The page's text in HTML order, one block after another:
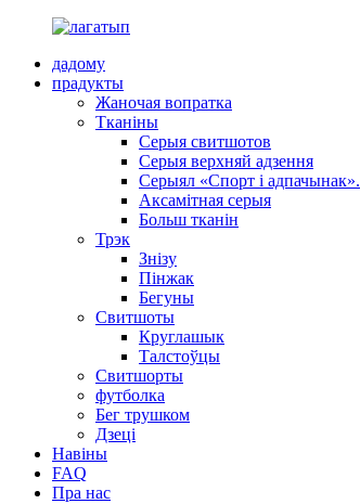
дадому
прадукты
Жаночая вопратка
Тканіны
Серыя свитшотов
Серыя верхняй адзення
Серыял «Спорт і адпачынак».
Аксамітная серыя
Больш тканін
Трэк
Знізу
Пінжак
Бегуны
Свитшоты
Круглашык
Талстоўцы
Свитшорты
футболка
Бег трушком
Дзеці
Навіны
FAQ
Пра нас